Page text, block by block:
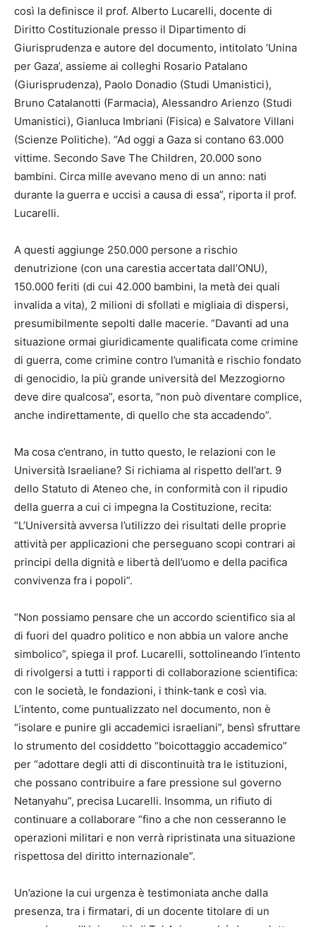
così la definisce il prof. Alberto Lucarelli, docente di
Diritto Costituzionale presso il Dipartimento di
Giurisprudenza e autore del documento, intitolato ‘Unina
per Gaza’, assieme ai colleghi Rosario Patalano
(Giurisprudenza), Paolo Donadio (Studi Umanistici),
Bruno Catalanotti (Farmacia), Alessandro Arienzo (Studi
Umanistici), Gianluca Imbriani (Fisica) e Salvatore Villani
(Scienze Politiche). “Ad oggi a Gaza si contano 63.000
vittime. Secondo Save The Children, 20.000 sono
bambini. Circa mille avevano meno di un anno: nati
durante la guerra e uccisi a causa di essa”, riporta il prof.
Lucarelli.
A questi aggiunge 250.000 persone a rischio
denutrizione (con una carestia accertata dall’ONU),
150.000 feriti (di cui 42.000 bambini, la metà dei quali
invalida a vita), 2 milioni di sfollati e migliaia di dispersi,
presumibilmente sepolti dalle macerie. “Davanti ad una
situazione ormai giuridicamente qualificata come crimine
di guerra, come crimine contro l’umanità e rischio fondato
di genocidio, la più grande università del Mezzogiorno
deve dire qualcosa”, esorta, “non può diventare complice,
anche indirettamente, di quello che sta accadendo”.
Ma cosa c’entrano, in tutto questo, le relazioni con le
Università Israeliane? Si richiama al rispetto dell’art. 9
dello Statuto di Ateneo che, in conformità con il ripudio
della guerra a cui ci impegna la Costituzione, recita:
“L’Università avversa l’utilizzo dei risultati delle proprie
attività per applicazioni che perseguano scopi contrari ai
principi della dignità e libertà dell’uomo e della pacifica
convivenza fra i popoli”.
“Non possiamo pensare che un accordo scientifico sia al
di fuori del quadro politico e non abbia un valore anche
simbolico”, spiega il prof. Lucarelli, sottolineando l’intento
di rivolgersi a tutti i rapporti di collaborazione scientifica:
con le società, le fondazioni, i think-tank e così via.
L’intento, come puntualizzato nel documento, non è
“isolare e punire gli accademici israeliani”, bensì sfruttare
lo strumento del cosiddetto “boicottaggio accademico”
per “adottare degli atti di discontinuità tra le istituzioni,
che possano contribuire a fare pressione sul governo
Netanyahu”, precisa Lucarelli. Insomma, un rifiuto di
continuare a collaborare “fino a che non cesseranno le
operazioni militari e non verrà ripristinata una situazione
rispettosa del diritto internazionale”.
Un’azione la cui urgenza è testimoniata anche dalla
presenza, tra i firmatari, di un docente titolare di un